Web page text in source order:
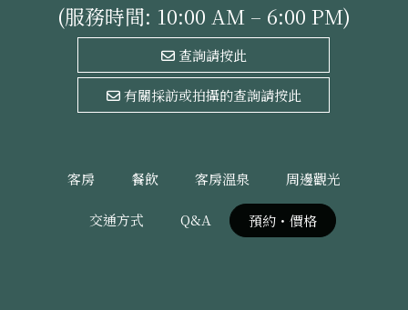
(服務時間: 10:00 AM – 6:00 PM)
查詢請按此
有關採訪或拍攝的查詢請按此
客房 餐飲 客房溫泉 周邊觀光
交通方式 Q&A 預約・價格